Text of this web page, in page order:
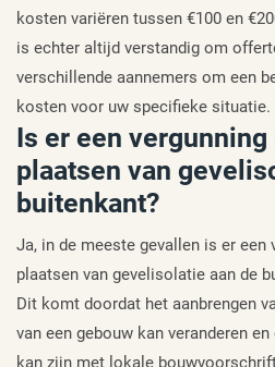
kosten variëren tussen €100 en
is echter altijd verstandig om
verschillende aannemers om een
kosten voor uw specifieke situatie.
Is er een
plaatsen van
buitenkant?
Ja, in de meeste gevallen is er een
plaatsen van gevelisolatie aan de
Dit komt doordat het aanbrengen
van een gebouw kan veranderen
kan zijn met lokale